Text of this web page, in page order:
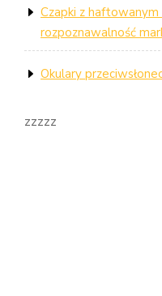
Czapki z
rozpoznawalność
Okulary
zzzzz